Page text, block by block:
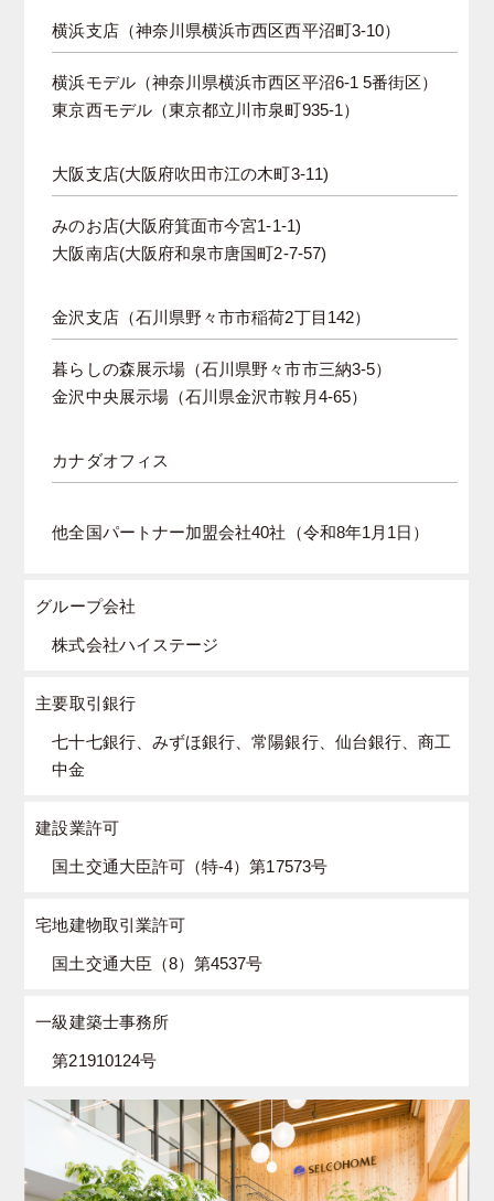
横浜支店（神奈川県横浜市西区西平沼町3-10）
横浜モデル（神奈川県横浜市西区平沼6-1 5番街区）
東京西モデル（東京都立川市泉町935-1）
大阪支店(大阪府吹田市江の木町3-11)
みのお店(大阪府箕面市今宮1-1-1)
大阪南店(大阪府和泉市唐国町2-7-57)
金沢支店（石川県野々市市稲荷2丁目142）
暮らしの森展示場（石川県野々市市三納3-5）
金沢中央展示場（石川県金沢市鞍月4-65）
カナダオフィス
他全国パートナー加盟会社40社（令和8年1月1日）
グループ会社
株式会社ハイステージ
主要取引銀行
七十七銀行、みずほ銀行、常陽銀行、仙台銀行、商工
中金
建設業許可
国土交通大臣許可（特-4）第17573号
宅地建物取引業許可
国土交通大臣（8）第4537号
一級建築士事務所
第21910124号